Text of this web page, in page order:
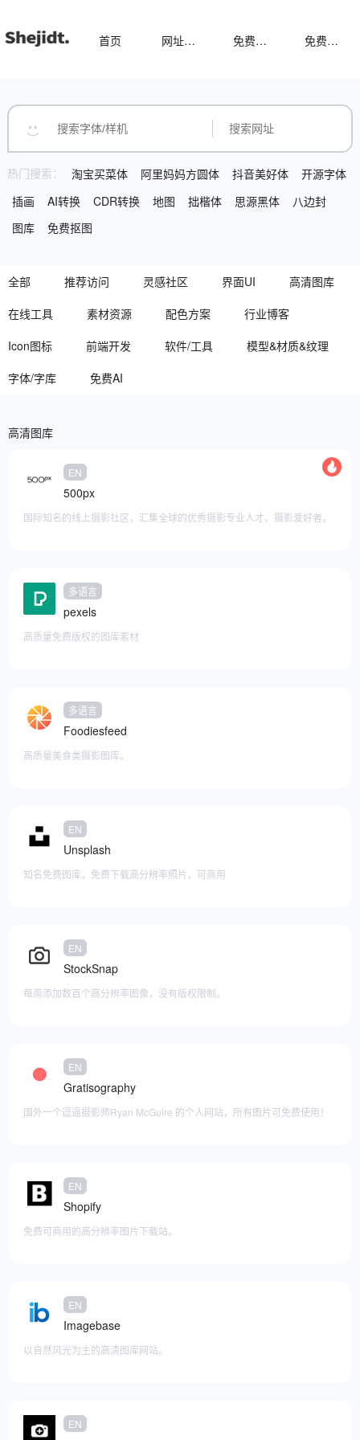
首页 网址导航 免费样机 免费字体
热门搜索： 淘宝买菜体 阿里妈妈方圆体 抖音美好体
开源字体
插画
AI转换 CDR转换 地图 拙楷体 思源黑体
八边封
图库
免费抠图
全部 推荐访问 灵感社区 界面UI
高清图库
在线工具
素材资源 配色方案
行业博客
Icon图标
前端开发 软件/工具
模型&材质&纹理
字体/字库
免费AI
高清图库
EN
500px
国际知名的线上摄影社区，汇集全球的优秀摄影专业人才、摄影爱好者。
多语言
pexels
高质量免费版权的图库素材
多语言
Foodiesfeed
高质量美食类摄影图库。
EN
Unsplash
知名免费图库，免费下载高分辨率照片，可商用
EN
StockSnap
每周添加数百个高分辨率图像，没有版权限制。
EN
Gratisography
国外一个逗逼摄影师Ryan McGuire 的个人网站，所有图片可免费使用！
EN
Shopify
免费可商用的高分辨率图片下载站。
EN
Imagebase
以自然风光为主的高清图库网站。
EN